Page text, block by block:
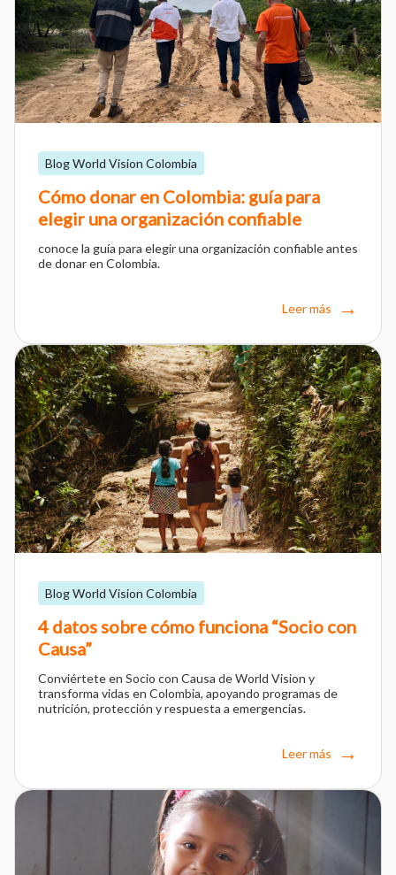
Blog World Vision Colombia
Cómo donar en Colombia: guía para
elegir una organización confiable
conoce la guía para elegir una organización confiable antes
de donar en Colombia.
Leer más
Blog World Vision Colombia
4 datos sobre cómo funciona “Socio con
Causa”
Conviértete en Socio con Causa de World Vision y
transforma vidas en Colombia, apoyando programas de
nutrición, protección y respuesta a emergencias.
Leer más